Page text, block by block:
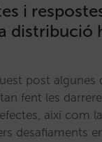
i
distribució
post algunes
fent les
així com
desafiaments